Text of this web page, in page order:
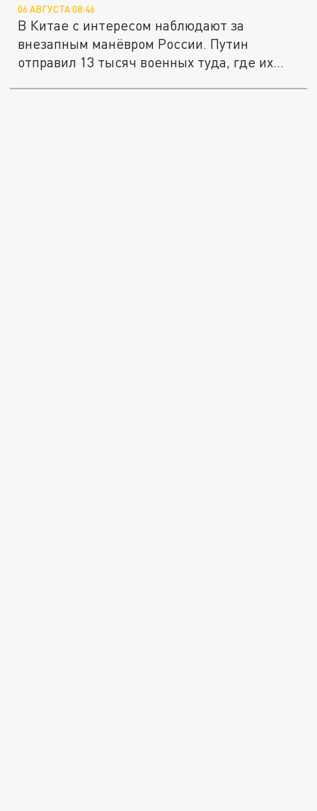
06 АВГУСТА 08:46
В Китае с интересом наблюдают за
внезапным манёвром России. Путин
отправил 13 тысяч военных туда, где их